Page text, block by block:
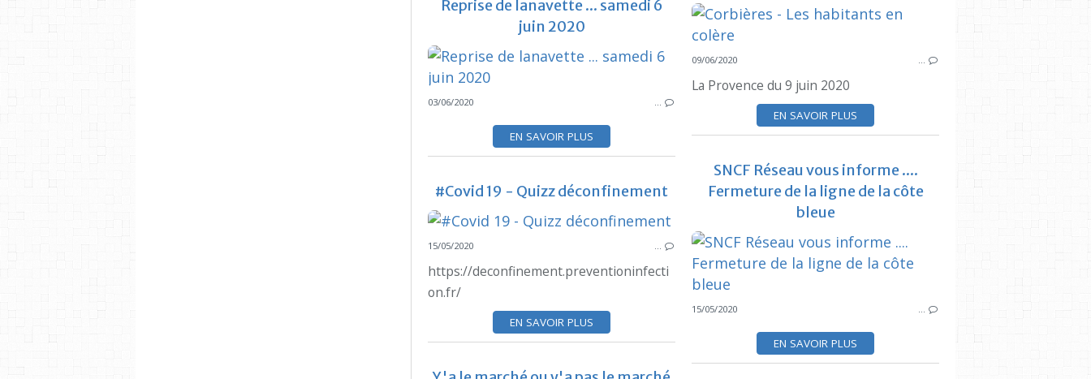
09/06/2020 …
La Provence du 9 juin 2020
EN SAVOIR PLUS
Reprise de lanavette ... samedi 6
juin 2020
CIQ ESTAQUE
LANAVETTE
03/06/2020 …
EN SAVOIR PLUS
SNCF Réseau vous informe ....
Fermeture de la ligne de la côte
bleue
15/05/2020 …
EN SAVOIR PLUS
#Covid 19 - Quizz déconfinement
CODIV19
CIQ
15/05/2020 …
https://deconfinement.preventioninfecti
on.fr/
EN SAVOIR PLUS